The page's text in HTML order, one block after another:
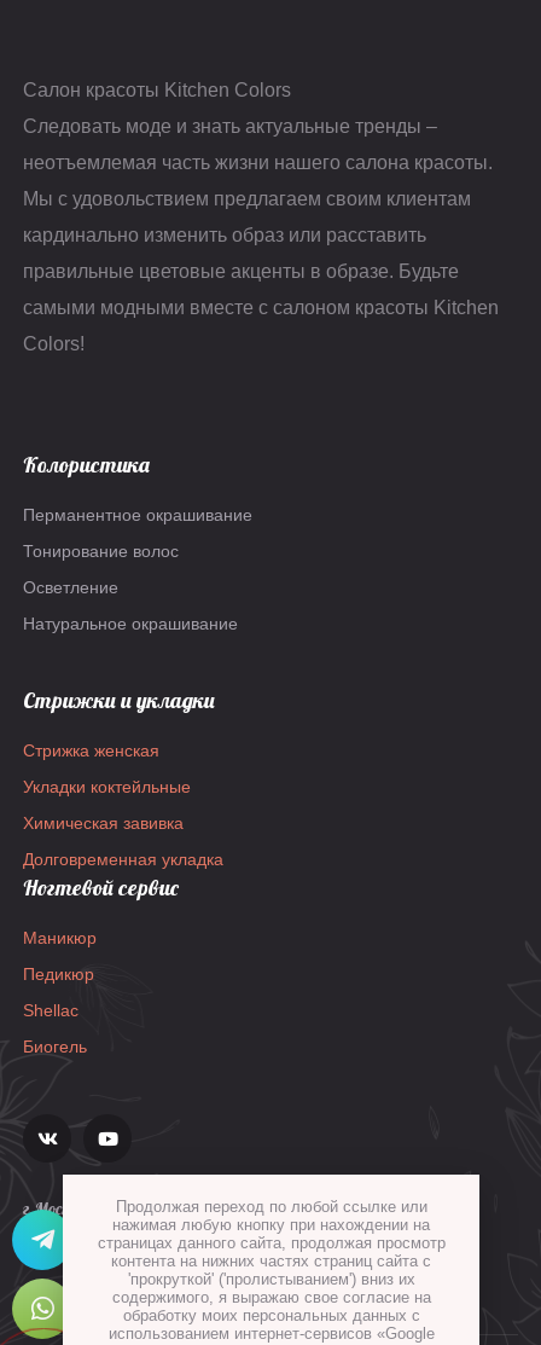
Салон красоты Kitchen Colors
Следовать моде и знать актуальные тренды –
неотъемлемая часть жизни нашего салона красоты.
Мы с удовольствием предлагаем своим клиентам
кардинально изменить образ или расставить
правильные цветовые акценты в образе. Будьте
самыми модными вместе с салоном красоты Kitchen
Colors!
Колористика
Перманентное окрашивание
Тонирование волос
Осветление
Натуральное окрашивание
Стрижки и укладки
Стрижка женская
Укладки коктейльные
Химическая завивка
Долговременная укладка
Ногтевой сервис
Маникюр
Педикюр
Shellac
Биогель
г.Москва, ул.Гиляровского, д.36, стр.1а
Продолжая переход по любой ссылке или
нажимая любую кнопку при нахождении на
страницах данного сайта, продолжая просмотр
контента на нижних частях страниц сайта с
'прокруткой' ('пролистыванием') вниз их
содержимого, я выражаю свое согласие на
обработку моих персональных данных с
использованием интернет-сервисов «Google